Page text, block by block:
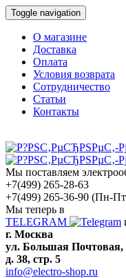
Toggle navigation
О магазине
Доставка
Оплата
Условия возврата
Сотрудничество
Статьи
Контакты
Мы поставляем
+7(499) 265-28-63
+7(499) 265-36-90 (Пн-
Мы теперь в
TELEGRAM
г. Москва
ул. Большая Почтовая,
д. 38, стр. 5
info@electro-shop.ru